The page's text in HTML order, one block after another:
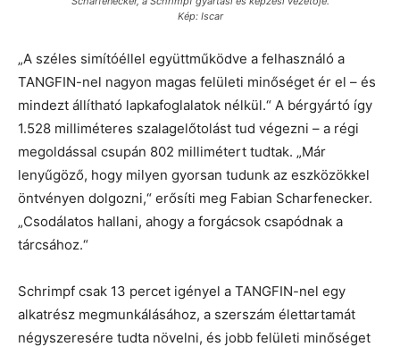
Kép: Iscar
„A széles simítóéllel együttműködve a felhasználó a
TANGFIN-nel nagyon magas felületi minőséget ér el – és
mindezt állítható lapkafoglalatok nélkül.“ A bérgyártó így
1.528 milliméteres szalagelőtolást tud végezni – a régi
megoldással csupán 802 millimétert tudtak. „Már
lenyűgöző, hogy milyen gyorsan tudunk az eszközökkel
öntvényen dolgozni,“ erősíti meg Fabian Scharfenecker.
„Csodálatos hallani, ahogy a forgácsok csapódnak a
tárcsához.“
Schrimpf csak 13 percet igényel a TANGFIN-nel egy
alkatrész megmunkálásához, a szerszám élettartamát
négyszeresére tudta növelni, és jobb felületi minőséget